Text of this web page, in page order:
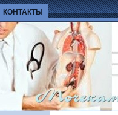
КОНТАКТЫ